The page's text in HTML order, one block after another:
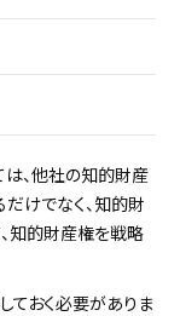
、他社の知的財産
けでなく、知的財
知的財産権を戦略
ておく必要がありま